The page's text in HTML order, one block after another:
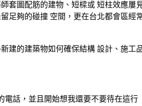
套圖配筋的建物、短樑或 短柱效應屢
足夠的碰撞 空間，更在台北都會區經
建的建築物如何確保結構 設計、施工
電話，並且開始想我還要不要待在這行